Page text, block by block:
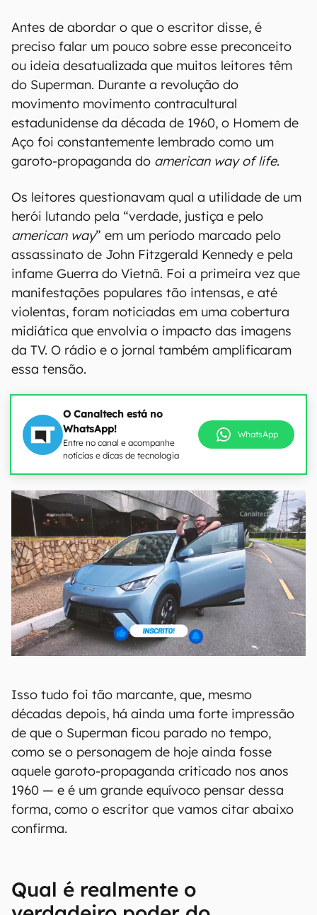
Antes de abordar o que o escritor disse, é
preciso falar um pouco sobre esse preconceito
ou ideia desatualizada que muitos leitores têm
do Superman. Durante a revolução do
movimento movimento contracultural
estadunidense da década de 1960, o Homem de
Aço foi constantemente lembrado como um
garoto-propaganda do american way of life.
Os leitores questionavam qual a utilidade de um
herói lutando pela “verdade, justiça e pelo
american way” em um período marcado pelo
assassinato de John Fitzgerald Kennedy e pela
infame Guerra do Vietnã. Foi a primeira vez que
manifestações populares tão intensas, e até
violentas, foram noticiadas em uma cobertura
midiática que envolvia o impacto das imagens
da TV. O rádio e o jornal também amplificaram
essa tensão.
O Canaltech está no
WhatsApp!
Entre no canal e acompanhe
notícias e dicas de tecnologia
WhatsApp
Isso tudo foi tão marcante, que, mesmo
décadas depois, há ainda uma forte impressão
de que o Superman ficou parado no tempo,
como se o personagem de hoje ainda fosse
aquele garoto-propaganda criticado nos anos
1960 — e é um grande equívoco pensar dessa
forma, como o escritor que vamos citar abaixo
confirma.
Qual é realmente o